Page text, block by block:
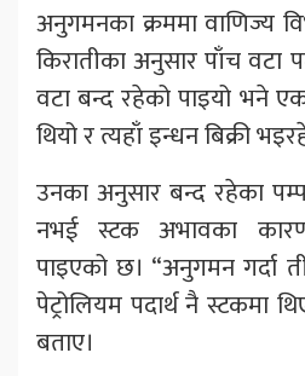
अनुगमनका क्रममा वाणिज्य
किरातीका अनुसार पाँच वटा
वटा बन्द रहेको पाइयो भने
थियो र त्यहाँ इन्धन बिक्री
उनका अनुसार बन्द रहेका
नभई स्टक अभावका कारण
पाइएको छ। “अनुगमन गर्दा
पेट्रोलियम पदार्थ नै स्टकमा
बताए।